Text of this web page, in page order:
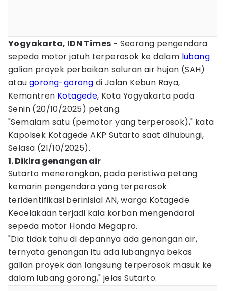
Yogyakarta, IDN Times - Seorang pengendara
sepeda motor jatuh terperosok ke dalam lubang
galian proyek perbaikan saluran air hujan (SAH)
atau gorong-gorong di Jalan Kebun Raya,
Kemantren Kotagede, Kota Yogyakarta pada
Senin (20/10/2025) petang.
"Semalam satu (pemotor yang terperosok)," kata
Kapolsek Kotagede AKP Sutarto saat dihubungi,
Selasa (21/10/2025).
1. Dikira genangan air
Sutarto menerangkan, pada peristiwa petang
kemarin pengendara yang terperosok
teridentifikasi berinisial AN, warga Kotagede.
Kecelakaan terjadi kala korban mengendarai
sepeda motor Honda Megapro.
"Dia tidak tahu di depannya ada genangan air,
ternyata genangan itu ada lubangnya bekas
galian proyek dan langsung terperosok masuk ke
dalam lubang gorong," jelas Sutarto.